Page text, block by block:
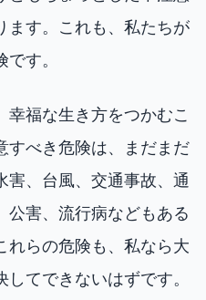
ます。これも、私たちが
す。
幸福な生き方をつかむこ
すべき危険は、まだまだ
害、台風、交通事故、通
公害、流行病などもある
れらの危険も、私なら大
てできないはずです。